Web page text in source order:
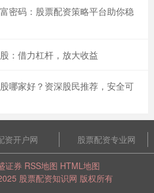
密码：股票配资策略平台助你稳
：借力杠杆，放大收益
哪家好？资深股民推荐，安全可
资开户网 股票配资专业网
证券 RSS地图 HTML地图
股票配资知识网 版权所有